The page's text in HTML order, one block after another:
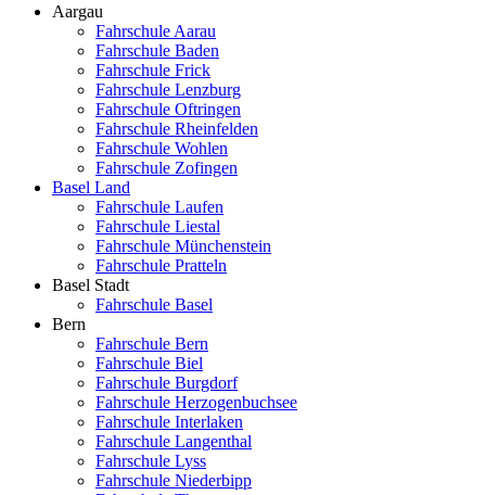
Aargau
Fahrschule Aarau
Fahrschule Baden
Fahrschule Frick
Fahrschule Lenzburg
Fahrschule Oftringen
Fahrschule Rheinfelden
Fahrschule Wohlen
Fahrschule Zofingen
Basel Land
Fahrschule Laufen
Fahrschule Liestal
Fahrschule Münchenstein
Fahrschule Pratteln
Basel Stadt
Fahrschule Basel
Bern
Fahrschule Bern
Fahrschule Biel
Fahrschule Burgdorf
Fahrschule Herzogenbuchsee
Fahrschule Interlaken
Fahrschule Langenthal
Fahrschule Lyss
Fahrschule Niederbipp